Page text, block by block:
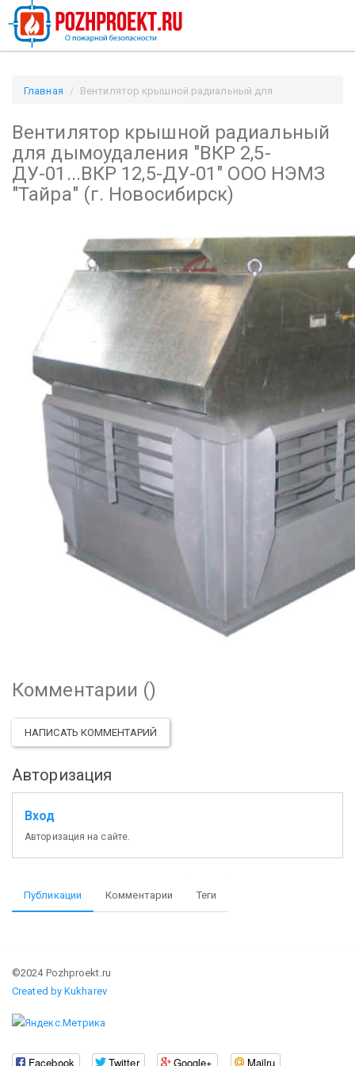
Главная
Вентилятор крышной радиальный для
"Тайра" (г. Новосибирск) / Pozhproekt.ru
Вентилятор крышной радиальный
для дымоудаления "ВКР 2,5-
ДУ-01...ВКР 12,5-ДУ-01" ООО НЭМЗ
"Тайра" (г. Новосибирск)
Комментарии ()
НАПИСАТЬ КОММЕНТАРИЙ
Авторизация
Вход
Авторизация на сайте.
Публикации Комментарии Теги
©2024 Pozhproekt.ru
Created by Kukharev
Facebook Twitter Google+ Mailru